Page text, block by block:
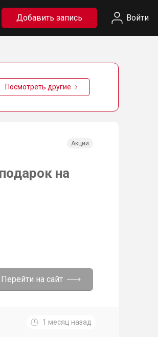
Добавить запись Войти
Посмотреть другие
Акции
на
Перейти на сайт
1 месяц назад